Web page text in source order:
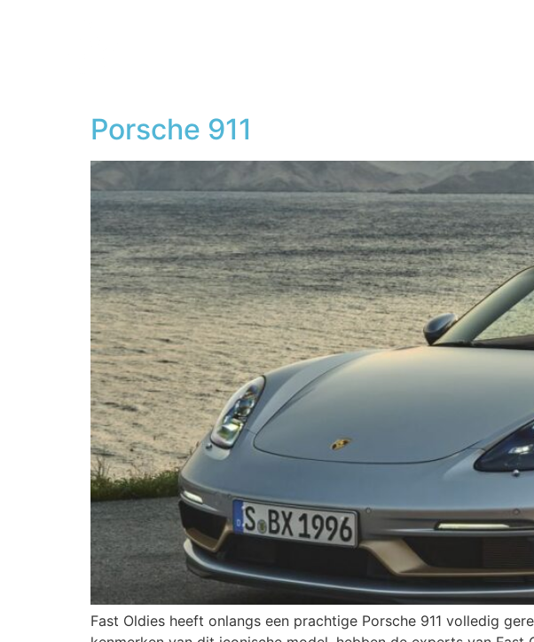
Porsche 911
Fast Oldies heeft onlangs een prachtige Porsche 911 volledig